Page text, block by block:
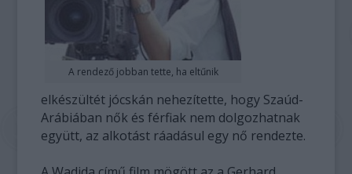
A rendező jobban tette, ha eltűnik
elkészültét jócskán nehezítette, hogy Szaúd-
Arábiában nők és férfiak nem dolgozhatnak
együtt, az alkotást ráadásul egy nő rendezte.